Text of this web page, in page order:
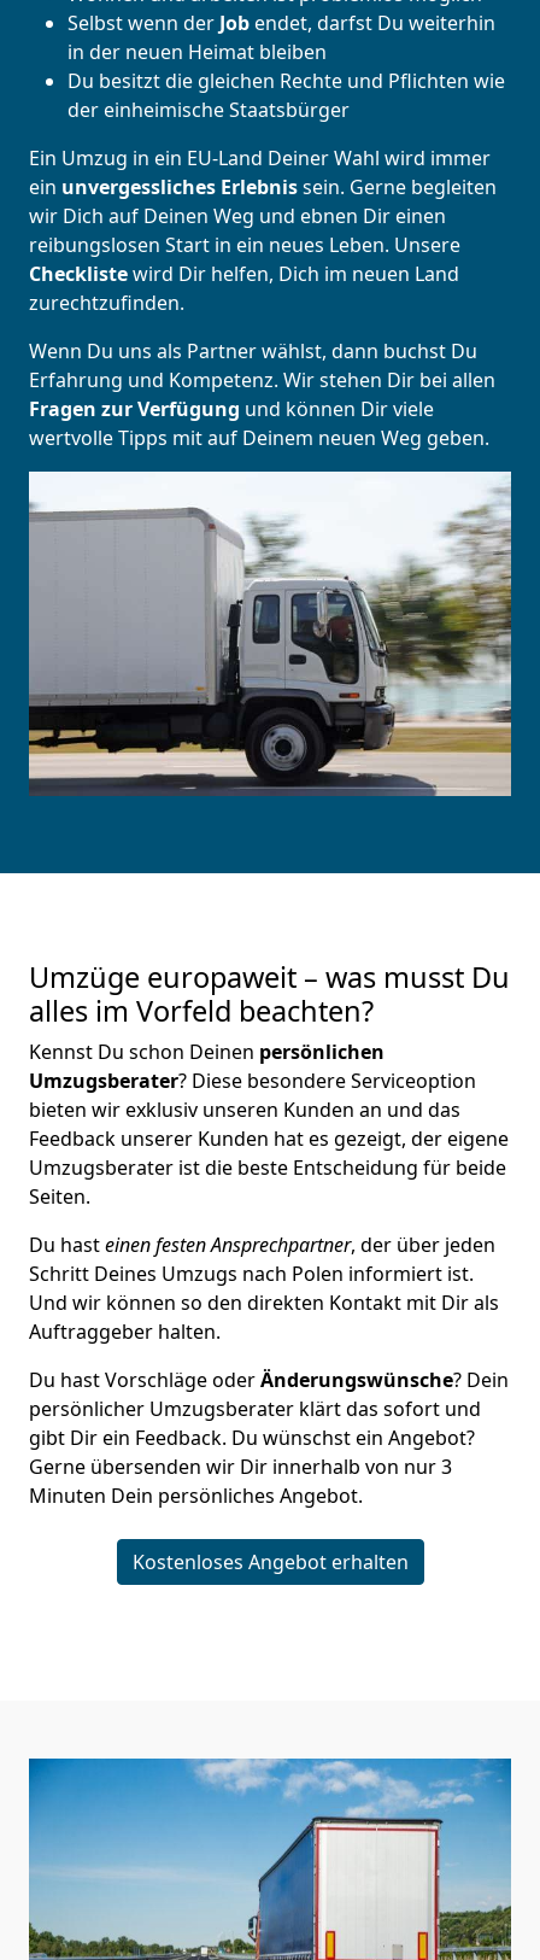
Selbst wenn der Jobendet, darfst Du weiterhin
in der neuen Heimat bleiben
Du besitzt die gleichen Rechte und Pflichten wie
der einheimische Staatsbürger
Ein Umzug in ein EU-Land Deiner Wahl wird immer
ein unvergessliches Erlebnissein. Gerne begleiten
wir Dich auf Deinen Weg und ebnen Dir einen
reibungslosen Start in ein neues Leben. Unsere
Checklistewird Dir helfen, Dich im neuen Land
zurechtzufinden.
Wenn Du uns als Partner wählst, dann buchst Du
Erfahrung und Kompetenz. Wir stehen Dir bei allen
Fragen zur Verfügung und können Dir viele
wertvolle Tipps mit auf Deinem neuen Weg geben.
Umzüge europaweit – was musst Du
alles im Vorfeld beachten?
Kennst Du schon Deinen persönlichen
Umzugsberater? Diese besondere Serviceoption
bieten wir exklusiv unseren Kunden an und das
Feedback unserer Kunden hat es gezeigt, der eigene
Umzugsberater ist die beste Entscheidung für beide
Seiten.
Du hasteinen festen Ansprechpartner, der über jeden
Schritt Deines Umzugs nach Polen informiert ist.
Und wir können so den direkten Kontakt mit Dir als
Auftraggeber halten.
Du hast Vorschläge oderÄnderungswünsche? Dein
persönlicher Umzugsberater klärt das sofort und
gibt Dir ein Feedback. Du wünschst ein Angebot?
Gerne übersenden wir Dir innerhalb von nur3
Minuten Dein persönliches Angebot.
Kostenloses Angebot erhalten